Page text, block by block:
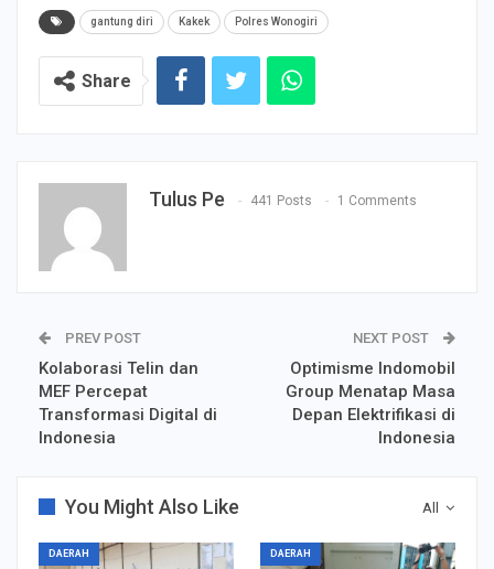
gantung diri Kakek Polres Wonogiri
Share
Tulus Pe 441 Posts 1 Comments
PREV POST
Kolaborasi Telin dan
MEF Percepat
Transformasi Digital di
Indonesia
NEXT POST
Optimisme Indomobil
Group Menatap Masa
Depan Elektrifikasi di
Indonesia
All
You Might Also Like
DAERAH DAERAH